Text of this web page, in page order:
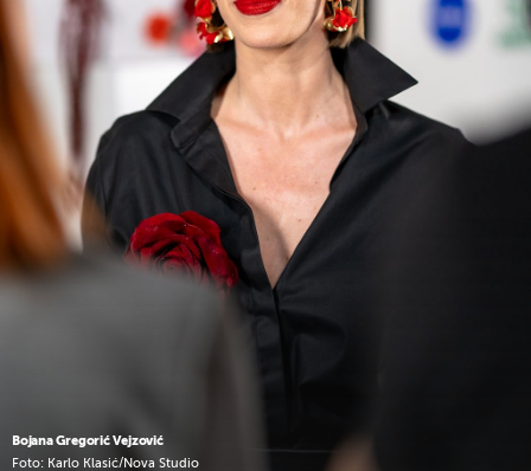
Bojana Gregorić Vejzović
Foto: Karlo Klasić/Nova Studio